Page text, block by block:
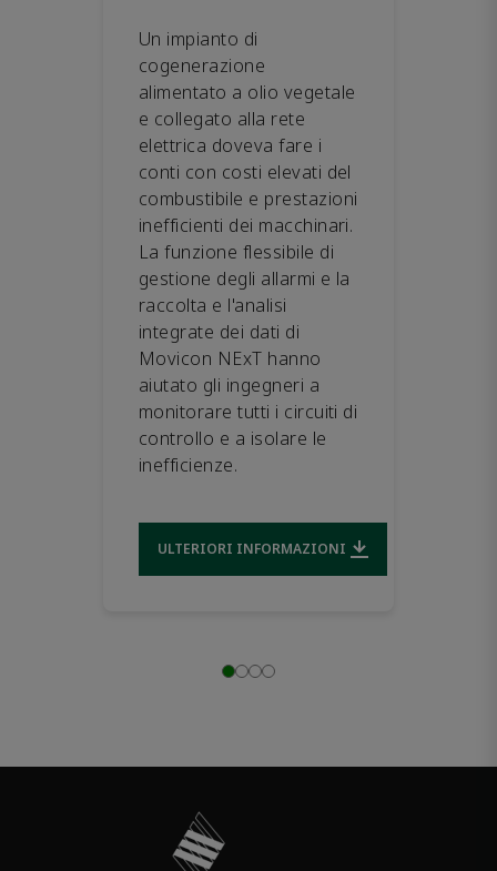
Un impianto di
cogenerazione
alimentato a olio vegetale
e collegato alla rete
elettrica doveva fare i
conti con costi elevati del
combustibile e prestazioni
inefficienti dei macchinari.
La funzione flessibile di
gestione degli allarmi e la
raccolta e l'analisi
integrate dei dati di
Movicon NExT hanno
aiutato gli ingegneri a
monitorare tutti i circuiti di
controllo e a isolare le
inefficienze.
ULTERIORI INFORMAZIONI
Downloads file